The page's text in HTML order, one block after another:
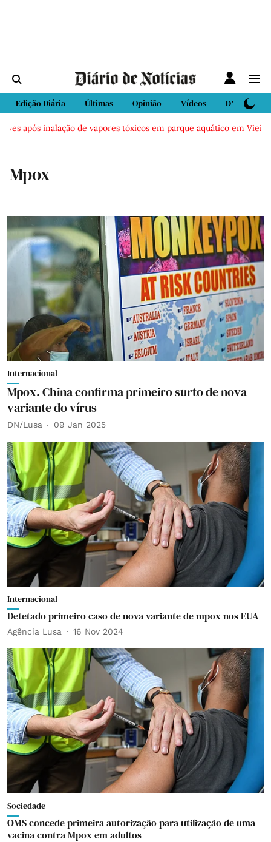
Edição Diária Últimas Opinião Vídeos DN Sport
inalação de vapores tóxicos em parque aquático em Vieira de Leiria
Mpox
Internacional
Mpox. China confirma primeiro surto de nova
variante do vírus
DN/Lusa 09 Jan 2025
Internacional
Detetado primeiro caso de nova variante de mpox nos EUA
Agência Lusa 16 Nov 2024
Sociedade
OMS concede primeira autorização para utilização de uma
vacina contra Mpox em adultos